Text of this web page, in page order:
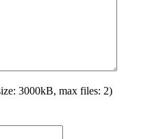
3000kB, max files: 2)